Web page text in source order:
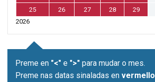
25
26 27 28 29
2026
Preme en "<" e ">" para mudar o mes.
Preme nas datas sinaladas en vermello